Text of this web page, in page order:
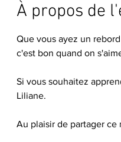
À propos de
Que vous ayez un
c'est bon quand on
Si vous souhaitez
Liliane.
Au plaisir de partager ce